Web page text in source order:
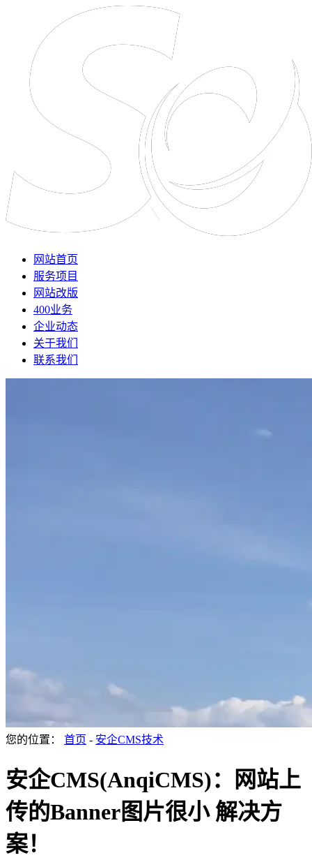
网站首页
服务项目
网站改版
400业务
企业动态
关于我们
联系我们
您的位置： 首页 - 安企CMS技术
安企CMS(AnqiCMS)：网站上
传的Banner图片很小 解决方
案！